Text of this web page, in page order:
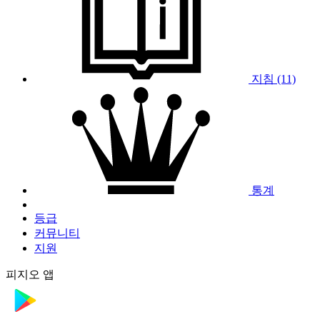
지침 (11)
통계
등급
커뮤니티
지원
피지오 앱